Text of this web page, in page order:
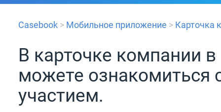
Casebook > Мобильное приложение > Карточка
В карточке компании
можете ознакомиться
участием.